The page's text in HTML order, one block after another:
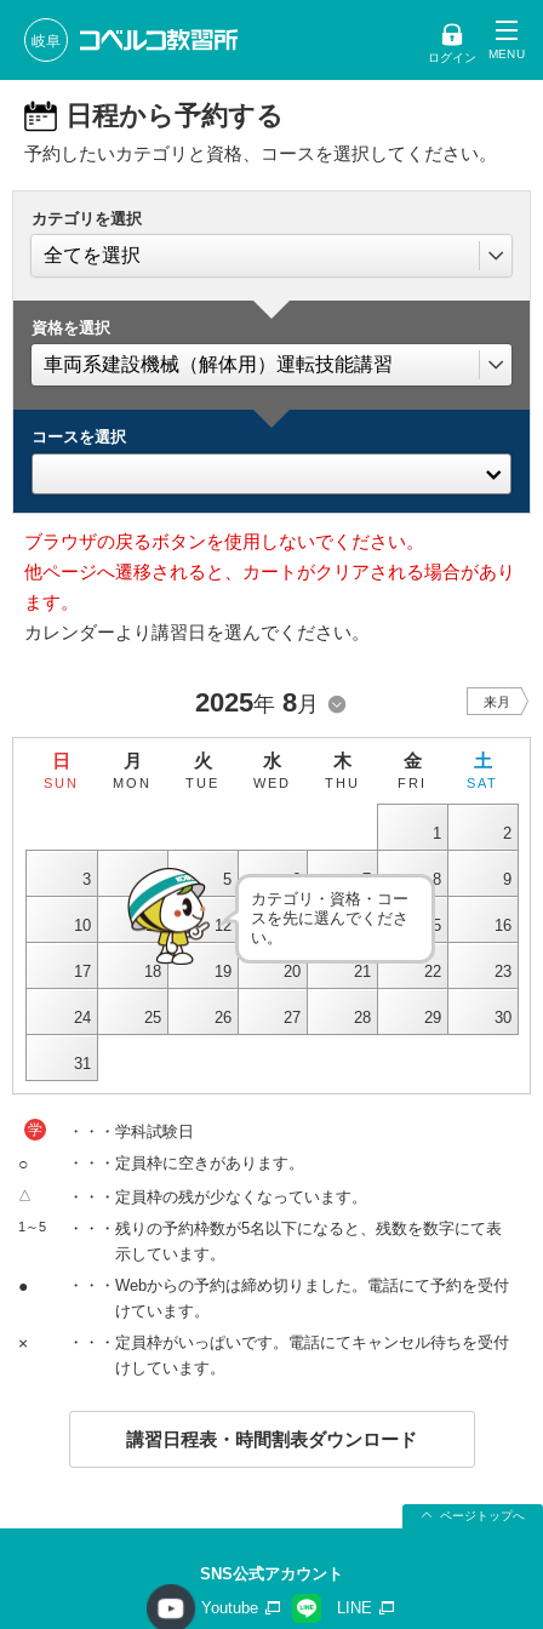
岐阜
ログイン
日程から予約する
予約したいカテゴリと資格、コースを選択してください。
カテゴリを選択
資格を選択
コースを選択
ブラウザの戻るボタンを使用しないでください。
他ページへ遷移されると、カートがクリアされる場合があり
ます。
カレンダーより講習日を選んでください。
2025年 8月 来月
日
SUN
月
MON
火
TUE
水
WED
木
THU
金
FRI
土
SAT
1 2
3 4 5 6 7 8 9
10 11 12 13 14 15 16
17 18 19 20 21 22 23
24 25 26 27 28 29 30
31
カテゴリ・資格・コー
スを先に選んでくださ
い。
学 ・・・学科試験日
○ ・・・定員枠に空きがあります。
△ ・・・定員枠の残が少なくなっています。
1～5
・・・残りの予約枠数が5名以下になると、残数を数字にて表
示しています。
●
・・・Webからの予約は締め切りました。電話にて予約を受付
けています。
×
・・・定員枠がいっぱいです。電話にてキャンセル待ちを受付
けしています。
講習日程表・時間割表ダウンロード
ページトップへ
SNS公式アカウント
Youtube
LINE